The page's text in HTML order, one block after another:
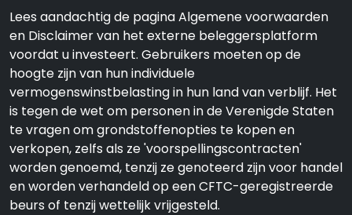
Lees aandachtig de pagina Algemene voorwaarden
en Disclaimer van het externe beleggersplatform
voordat u investeert. Gebruikers moeten op de
hoogte zijn van hun individuele
vermogenswinstbelasting in hun land van verblijf. Het
is tegen de wet om personen in de Verenigde Staten
te vragen om grondstoffenopties te kopen en
verkopen, zelfs als ze 'voorspellingscontracten'
worden genoemd, tenzij ze genoteerd zijn voor handel
en worden verhandeld op een CFTC-geregistreerde
beurs of tenzij wettelijk vrijgesteld.